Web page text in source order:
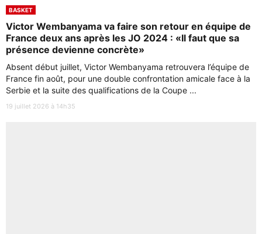
BASKET
Victor Wembanyama va faire son retour en équipe de
France deux ans après les JO 2024 : «Il faut que sa
présence devienne concrète»
Absent début juillet, Victor Wembanyama retrouvera l’équipe de
France fin août, pour une double confrontation amicale face à la
Serbie et la suite des qualifications de la Coupe ...
19 juillet 2026 à 14h35